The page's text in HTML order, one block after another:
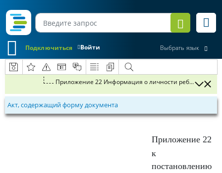
Войти
Подключиться Выбрать язык
Приложение 22 Информация о личности ребенка, его
Акт, содержащий форму документа
Приложение 22
к
постановлению